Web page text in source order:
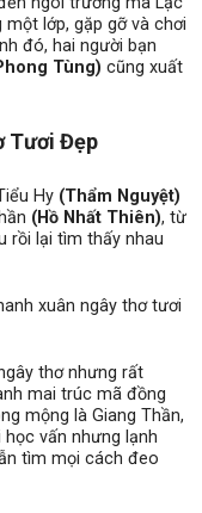
một lớp, gặp gỡ và chơi
đó, hai người bạn
Tùng) cũng xuất
Tươi Đẹp
Hy (Thẩm Nguyệt)
(Hồ Nhất Thiên), từ
rồi lại tìm thấy nhau
thơ nhưng rất
mai trúc mã đồng
mộng là Giang Thần,
vấn nhưng lạnh
tìm mọi cách đeo